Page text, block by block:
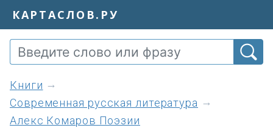
КАРТАСЛОВ.РУ
книги
Современная русская литература
Алекс Комаров Поэзии